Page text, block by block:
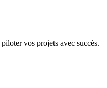
vos projets avec succès.